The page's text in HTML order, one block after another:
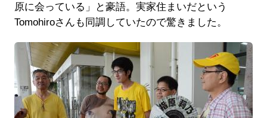
原に会っている」と豪語。実家住まいだという
Tomohiroさんも同調していたので驚きました。